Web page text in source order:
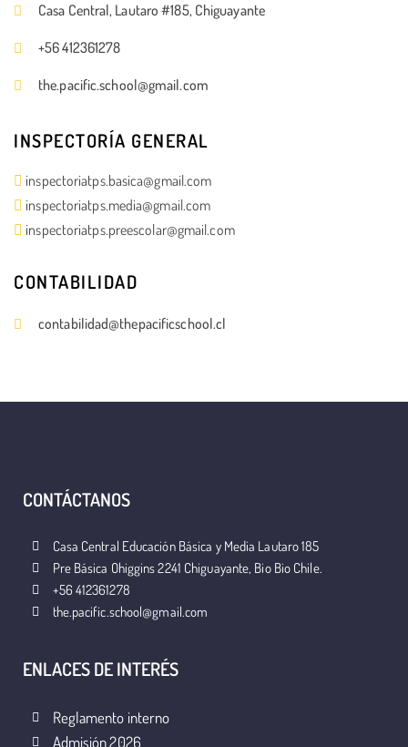
Casa Central, Lautaro #185, Chiguayante
+56 412361278
the.pacific.school@gmail.com
INSPECTORÍA GENERAL
inspectoriatps.basica@gmail.com
inspectoriatps.media@gmail.com
inspectoriatps.preescolar@gmail.com
CONTABILIDAD
contabilidad@thepacificschool.cl
CONTÁCTANOS
Casa Central Educación Básica y Media Lautaro 185
Pre Básica Ohiggins 2241 Chiguayante, Bio Bio Chile.
+56 412361278
the.pacific.school@gmail.com
ENLACES DE INTERÉS
Reglamento interno
Admisión 2026